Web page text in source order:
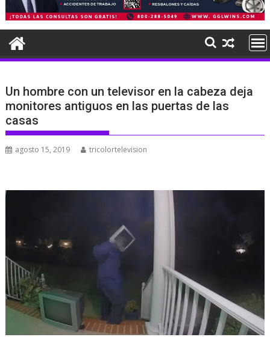
Un hombre con un televisor en la cabeza deja
monitores antiguos en las puertas de las
casas
agosto 15, 2019 tricolortelevision